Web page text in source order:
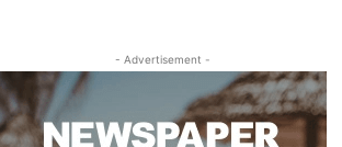
- Advertisement -